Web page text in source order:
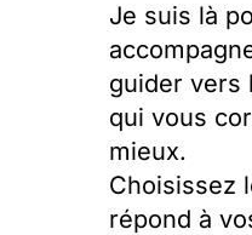
Je suis là
guider vers
qui vous
mieux.
Choisissez
répond à